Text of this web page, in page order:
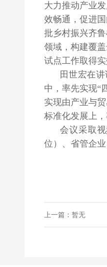
大力推动产业
效畅通，促进
批乡村振兴齐
领域，构建覆
试点工作取得实
田世宏在
中，率先实现“
实现由产业与
标准化发展上
会议采取
位）、省管企
上一篇：暂无